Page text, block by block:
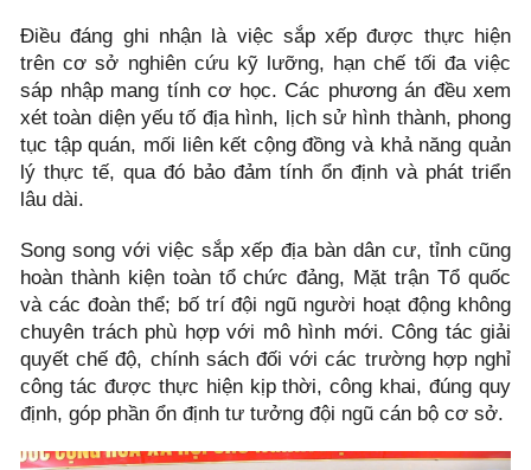
Điều đáng ghi nhận là việc sắp xếp được thực hiện
trên cơ sở nghiên cứu kỹ lưỡng, hạn chế tối đa việc
sáp nhập mang tính cơ học. Các phương án đều xem
xét toàn diện yếu tố địa hình, lịch sử hình thành, phong
tục tập quán, mối liên kết cộng đồng và khả năng quản
lý thực tế, qua đó bảo đảm tính ổn định và phát triển
lâu dài.
Song song với việc sắp xếp địa bàn dân cư, tỉnh cũng
hoàn thành kiện toàn tổ chức đảng, Mặt trận Tổ quốc
và các đoàn thể; bố trí đội ngũ người hoạt động không
chuyên trách phù hợp với mô hình mới. Công tác giải
quyết chế độ, chính sách đối với các trường hợp nghỉ
công tác được thực hiện kịp thời, công khai, đúng quy
định, góp phần ổn định tư tưởng đội ngũ cán bộ cơ sở.